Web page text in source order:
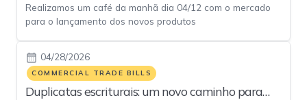
Realizamos um café da manhã dia 04/12 com o mercado
para o lançamento dos novos produtos
COMMERCIAL TRADE BILLS
04/28/2026
Duplicatas escriturais: um novo caminho para